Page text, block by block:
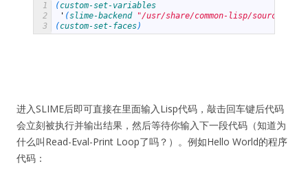
1
2
3
(custom-set-variables
' (slime-backend
"/usr/share/common-lisp/source/
(custom-set-faces)
进入SLIME后即可直接在里面输入Lisp代码，敲击回车键后代码
会立刻被执行并输出结果，然后等待你输入下一段代码（知道为
什么叫Read-Eval-Print Loop了吗？）。例如Hello World的程序
代码：